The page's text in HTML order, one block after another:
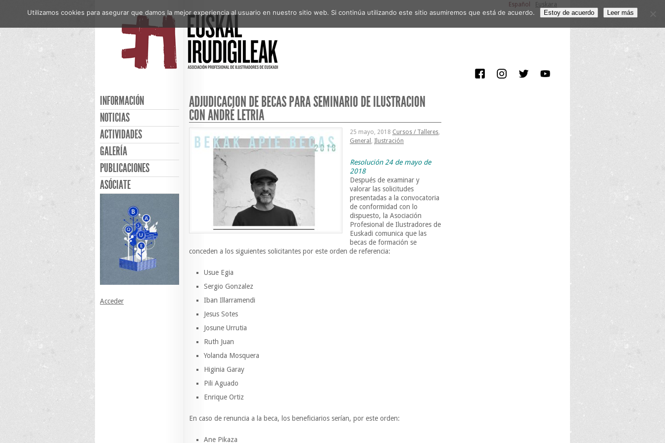
Español Euskara
INFORMACIÓN
NOTICIAS
ACTIVIDADES
GALERÍA
PUBLICACIONES
ASÓCIATE
Acceder
ADJUDICACIÓN DE BECAS PARA SEMINARIO DE ILUSTRACIÓN
CON ANDRÉ LETRIA
25 mayo, 2018 Cursos / Talleres,
General , Ilustración
Resolución 24 de mayo de
2018
Después de examinar y
valorar las solicitudes
presentadas a la convocatoria
de conformidad con lo
dispuesto, la Asociación
Profesional de Ilustradores de
Euskadi comunica que las
becas de formación se
conceden a los siguientes solicitantes por este orden de referencia:
Usue Egia
Sergio Gonzalez
Iban Illarramendi
Jesus Sotes
Josune Urrutia
Ruth Juan
Yolanda Mosquera
Higinia Garay
Pili Aguado
Enrique Ortiz
En caso de renuncia a la beca, los beneficiarios serían, por este orden:
Ane Pikaza
Utilizamos cookies para asegurar que damos la mejor experiencia al usuario en nuestro sitio web. Si continúa utilizando este sitio asumiremos que está de acuerdo. Estoy de acuerdo Leer más